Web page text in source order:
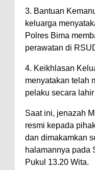
3. Bantuan
keluarga
Polres Bima
perawatan di
4. Keikhlasan
menyatakan telah
pelaku secara
Saat ini, jenazah
resmi kepada
dan dimakamkan
halamannya pada
Pukul 13.20 Wita.